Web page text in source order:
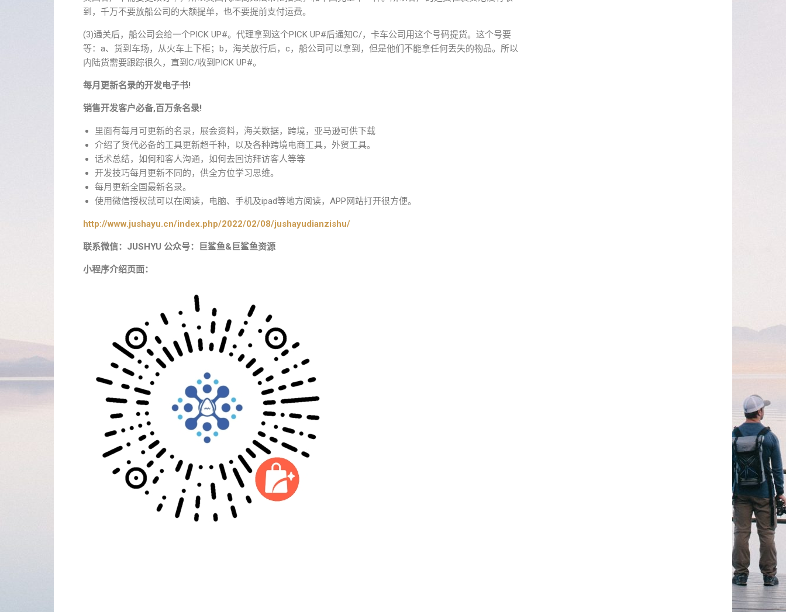
到，千万不要放船公司的大额提单，也不要提前支付运费。
(3)通关后，船公司会给一个PICK UP#。代理拿到这个PICK UP#后通知C/，卡车公司用这个号码提货。这个号要
等：a、货到车场，从火车上下柜；b，海关放行后，c，船公司可以拿到，但是他们不能拿任何丢失的物品。所以
内陆货需要跟踪很久，直到C/收到PICK UP#。
每月更新名录的开发电子书!
销售开发客户必备,百万条名录!
里面有每月可更新的名录，展会资料，海关数据，跨境，亚马逊可供下载
介绍了货代必备的工具更新超千种，以及各种跨境电商工具，外贸工具。
话术总结，如何和客人沟通，如何去回访拜访客人等等
开发技巧每月更新不同的，供全方位学习思维。
每月更新全国最新名录。
使用微信授权就可以在阅读，电脑、手机及ipad等地方阅读，APP网站打开很方便。
http://www.jushayu.cn/index.php/2022/02/08/jushayudianzishu/
联系微信：JUSHYU 公众号：巨鲨鱼&巨鲨鱼资源
小程序介绍页面：